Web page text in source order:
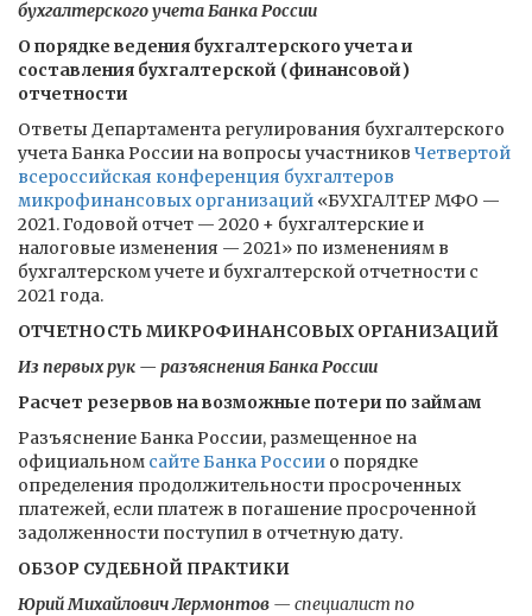
бухгалтерского учета Банка России
О порядке ведения бухгалтерского учета и
составления бухгалтерской (финансовой)
отчетности
Ответы Департамента регулирования бухгалтерского
учета Банка России на вопросы участников Четвертой
всероссийская конференция бухгалтеров
микрофинансовых организаций «БУХГАЛТЕР МФО —
2021. Годовой отчет — 2020 + бухгалтерские и
налоговые изменения — 2021» по изменениям в
бухгалтерском учете и бухгалтерской отчетности с
2021 года.
ОТЧЕТНОСТЬ МИКРОФИНАНСОВЫХ ОРГАНИЗАЦИЙ
Из первых рук — разъяснения Банка России
Расчет резервов на возможные потери по займам
Разъяснение Банка России, размещенное на
официальном сайте Банка России о порядке
определения продолжительности просроченных
платежей, если платеж в погашение просроченной
задолженности поступил в отчетную дату.
ОБЗОР СУДЕБНОЙ ПРАКТИКИ
Юрий Михайлович Лермонтов — специалист по